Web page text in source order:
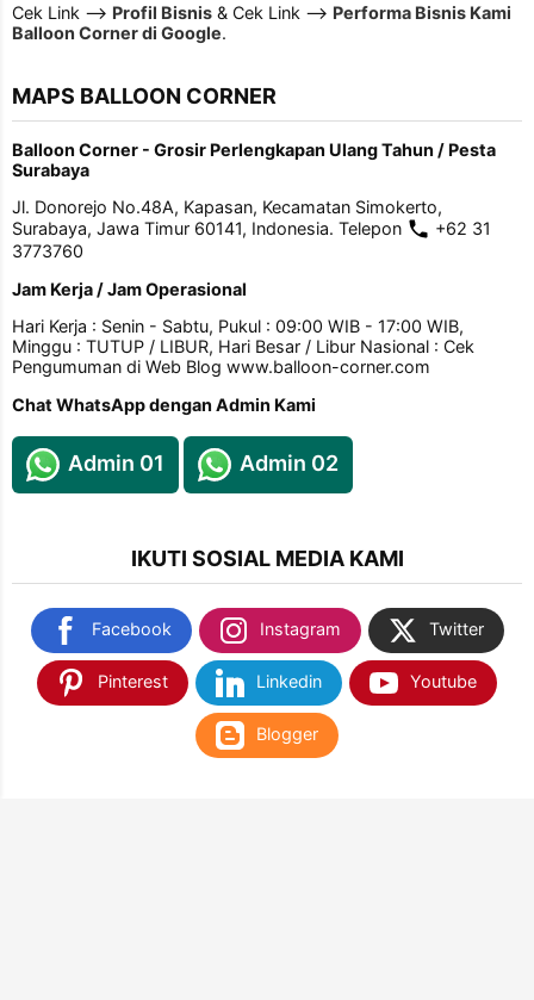
Cek Link --> Profil Bisnis & Cek Link --> Performa Bisnis Kami
Balloon Corner di Google.
MAPS BALLOON CORNER
Balloon Corner - Grosir Perlengkapan Ulang Tahun / Pesta
Surabaya
Jl. Donorejo No.48A, Kapasan, Kecamatan Simokerto,
Surabaya, Jawa Timur 60141, Indonesia. Telepon
+62 31
3773760
Jam Kerja / Jam Operasional
Hari Kerja : Senin - Sabtu, Pukul : 09:00 WIB - 17:00 WIB,
Minggu : TUTUP / LIBUR, Hari Besar / Libur Nasional : Cek
Pengumuman di Web Blog www.balloon-corner.com
Chat WhatsApp dengan Admin Kami
Admin 01 Admin 02
IKUTI SOSIAL MEDIA KAMI
Facebook Instagram Twitter
Pinterest Linkedin Youtube
Blogger